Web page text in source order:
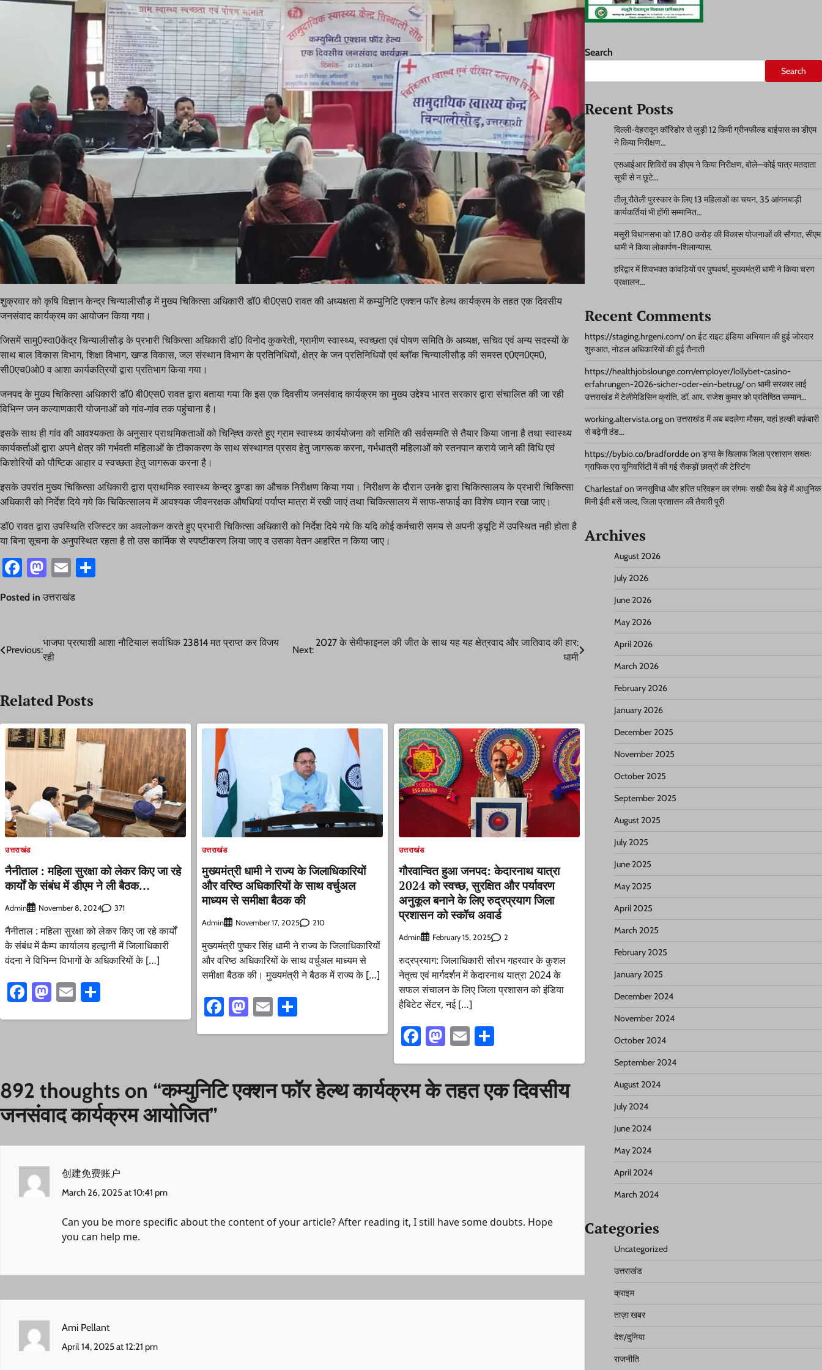
शुक्रवार को कृषि विज्ञान केन्द्र चिन्यालीसौड़ में मुख्य चिकित्सा अधिकारी डॉ0 बी0एस0 रावत की अध्यक्षता में कम्युनिटि एक्शन फॉर हेल्थ कार्यक्रम के तहत एक दिवसीय
जनसंवाद कार्यक्रम का आयोजन किया गया।
जिसमें सामु0स्वा0केंद्र चिन्यालीसौड़ के प्रभारी चिकित्सा अधिकारी डॉ0 विनोद कुकरेती, ग्रामीण स्वास्थ्य, स्वच्छता एवं पोषण समिति के अध्यक्ष, सचिव एवं अन्य सदस्यों के
साथ बाल विकास विभाग, शिक्षा विभाग, खण्ड विकास, जल संस्थान विभाग के प्रतिनिधियों, क्षेत्र के जन प्रतिनिधियों एवं ब्लॉक चिन्यालीसौड़ की समस्त ए0एन0एम0,
सी0एच0ओ0 व आशा कार्यकत्रियों द्वारा प्रतिभाग किया गया।
जनपद के मुख्य चिकित्सा अधिकारी डॉ0 बी0एस0 रावत द्वारा बताया गया कि इस एक दिवसीय जनसंवाद कार्यक्रम का मुख्य उद्देश्य भारत सरकार द्वारा संचालित की जा रही
विभिन्न जन कल्याणकारी योजनाओं को गांव-गांव तक पहुंचाना है।
इसके साथ ही गांव की आवश्यकता के अनुसार प्राथमिकताओं को चिन्ह्ति करते हुए ग्राम स्वास्थ्य कार्ययोजना को समिति की सर्वसम्मति से तैयार किया जाना है तथा स्वास्थ्य
कार्यकर्ताओं द्वारा अपने क्षेत्र की गर्भवती महिलाओं के टीकाकरण के साथ संस्थागत प्रसव हेतु जागरूक करना, गर्भधात्री महिलाओं को स्तनपान कराये जाने की विधि एवं
किशोरियों को पौष्टिक आहार व स्वच्छता हेतु जागरूक करना है।
इसके उपरांत मुख्य चिकित्सा अधिकारी द्वारा प्राथमिक स्वास्थ्य केन्द्र डुण्डा का औचक निरीक्षण किया गया। निरीक्षण के दौरान उनके द्वारा चिकित्सालय के प्रभारी चिकित्सा
अधिकारी को निर्देश दिये गये कि चिकित्सालय में आवश्यक जीवनरक्षक औषधियां पर्याप्त मात्रा में रखी जाएं तथा चिकित्सालय में साफ-सफाई का विशेष ध्यान रखा जाए।
डॉ0 रावत द्वारा उपस्थिति रजिस्टर का अवलोकन करते हुए प्रभारी चिकित्सा अधिकारी को निर्देश दिये गये कि यदि कोई कर्मचारी समय से अपनी ड्यूटि में उपस्थित नही होता है
या बिना सूचना के अनुपस्थित रहता है तो उस कार्मिक से स्पष्टीकरण लिया जाए व उसका वेतन आहरित न किया जाए।
Facebook
Mastodon
Email
Posted in उत्तराखंड
Post
Previous:
भाजपा प्रत्याशी आशा नौटियाल सर्वाधिक 23814 मत प्राप्त कर विजय
रही
Next:
2027 के सेमीफाइनल की जीत के साथ यह यह क्षेत्रवाद और जातिवाद की हार:
धामी
Related Posts
उत्तराखंड
नैनीताल : महिला सुरक्षा को लेकर किए जा रहे
कार्यों के संबंध में डीएम ने ली बैठक…
Admin November 8, 2024 371
नैनीताल : महिला सुरक्षा को लेकर किए जा रहे कार्यों
के संबंध में कैम्प कार्यालय हल्द्वानी में जिलाधिकारी
वंदना ने विभिन्न विभागों के अधिकारियों के […]
Facebook
Mastodon
Email
उत्तराखंड
मुख्यमंत्री धामी ने राज्य के जिलाधिकारियों
और वरिष्ठ अधिकारियों के साथ वर्चुअल
माध्यम से समीक्षा बैठक की
Admin November 17, 2025 210
मुख्यमंत्री पुष्कर सिंह धामी ने राज्य के जिलाधिकारियों
और वरिष्ठ अधिकारियों के साथ वर्चुअल माध्यम से
समीक्षा बैठक की। मुख्यमंत्री ने बैठक में राज्य के […]
Facebook
Mastodon
EmailShare
उत्तराखंड
गौरवान्वित हुआ जनपद: केदारनाथ यात्रा
2024 को स्वच्छ, सुरक्षित और पर्यावरण
अनुकूल बनाने के लिए रुद्रप्रयाग जिला
प्रशासन को स्कॉच अवार्ड
Admin February 15, 2025 2
रुद्रप्रयाग: जिलाधिकारी सौरभ गहरवार के कुशल
नेतृत्व एवं मार्गदर्शन में केदारनाथ यात्रा 2024 के
सफल संचालन के लिए जिला प्रशासन को इंडिया
हैबिटेट सेंटर, नई […]
Facebook
Mastodon
EmailShare
892 thoughts on “कम्युनिटि एक्शन फॉर हेल्थ कार्यक्रम के तहत एक दिवसीय
जनसंवाद कार्यक्रम आयोजित”
创建免费账户
March 26, 2025 at 10:41 pm
Can you be more specific about the content of your article? After reading it, I still have some doubts. Hope
you can help me.
Ami Pellant
April 14, 2025 at 12:21 pm
Search
Search
Recent Posts
दिल्ली-देहरादून कॉरिडोर से जुड़ी 12 किमी ग्रीनफील्ड बाईपास का डीएम
ने किया निरीक्षण…
एसआईआर शिविरों का डीएम ने किया निरीक्षण, बोले—कोई पात्र मतदाता
सूची से न छूटे…
तीलू रौतेली पुरस्कार के लिए 13 महिलाओं का चयन, 35 आंगनबाड़ी
कार्यकर्तियां भी होंगी सम्मानित…
मसूरी विधानसभा को 17.80 करोड़ की विकास योजनाओं की सौगात, सीएम
धामी ने किया लोकार्पण-शिलान्यास.
हरिद्वार में शिवभक्त कांवड़ियों पर पुष्पवर्षा, मुख्यमंत्री धामी ने किया चरण
प्रक्षालन…
Recent Comments
https://staging.hrgeni.com/onईट राइट इंडिया अभियान की हुई जोरदार
शुरुआत, नोडल अधिकारियों की हुई तैनाती
https://healthjobslounge.com/employer/lollybet-casino-
erfahrungen-2026-sicher-oder-ein-betrug/onधामी सरकार लाई
उत्तराखंड में टेलीमेडिसिन क्रांति, डॉ. आर. राजेश कुमार को प्रतिष्ठित सम्मान…
working.altervista.orgonउत्तराखंड में अब बदलेगा मौसम, यहां हल्की बर्फ़बारी
से बढ़ेगी ठंड…
https://bybio.co/bradforddeonड्ग्स के खिलाफ जिला प्रशासन सख्तः
ग्राफिक एरा यूनिवर्सिटी में की गई सैकड़ों छात्रों की टेस्टिंग
Charlestafonजनसुविधा और हरित परिवहन का संगमः सखी कैब बेड़े में आधुनिक
मिनी ईवी बसें जल्द, जिला प्रशासन की तैयारी पूरी
Archives
August 2026
July 2026
June 2026
May 2026
April 2026
March 2026
February 2026
January 2026
December 2025
November 2025
October 2025
September 2025
August 2025
July 2025
June 2025
May 2025
April 2025
March 2025
February 2025
January 2025
December 2024
November 2024
October 2024
September 2024
August 2024
July 2024
June 2024
May 2024
April 2024
March 2024
Categories
Uncategorized
उत्तराखंड
क्राइम
ताज़ा खबर
देश/दुनिया
राजनीति